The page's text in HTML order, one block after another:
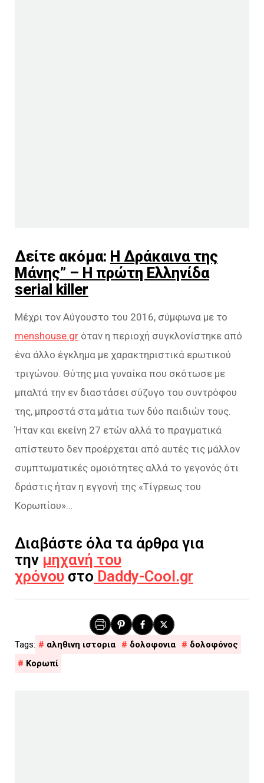
Δείτε ακόμα: Η Δράκαινα της
Μάνης” – Η πρώτη Ελληνίδα
serial killer
Μέχρι τον Αύγουστο του 2016, σύμφωνα με το
menshouse.gr όταν η περιοχή συγκλονίστηκε από
ένα άλλο έγκλημα με χαρακτηριστικά ερωτικού
τριγώνου. Θύτης μια γυναίκα που σκότωσε με
μπαλτά την εν διαστάσει σύζυγο του συντρόφου
της, μπροστά στα μάτια των δύο παιδιών τους.
Ήταν και εκείνη 27 ετών αλλά το πραγματικά
απίστευτο δεν προέρχεται από αυτές τις μάλλον
συμπτωματικές ομοιότητες αλλά το γεγονός ότι
δράστις ήταν η εγγονή της «Τίγρεως του
Κορωπίου»…
Διαβάστε όλα τα άρθρα για
την μηχανή του
χρόνου στο Daddy-Cool.gr
αληθινη ιστορια δολοφονια
δολοφόνος
Κορωπί